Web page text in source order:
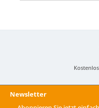
Newsletter